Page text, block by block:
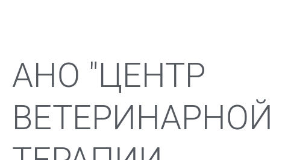
АНО "ЦЕНТР
ВЕТЕРИНАРНОЙ